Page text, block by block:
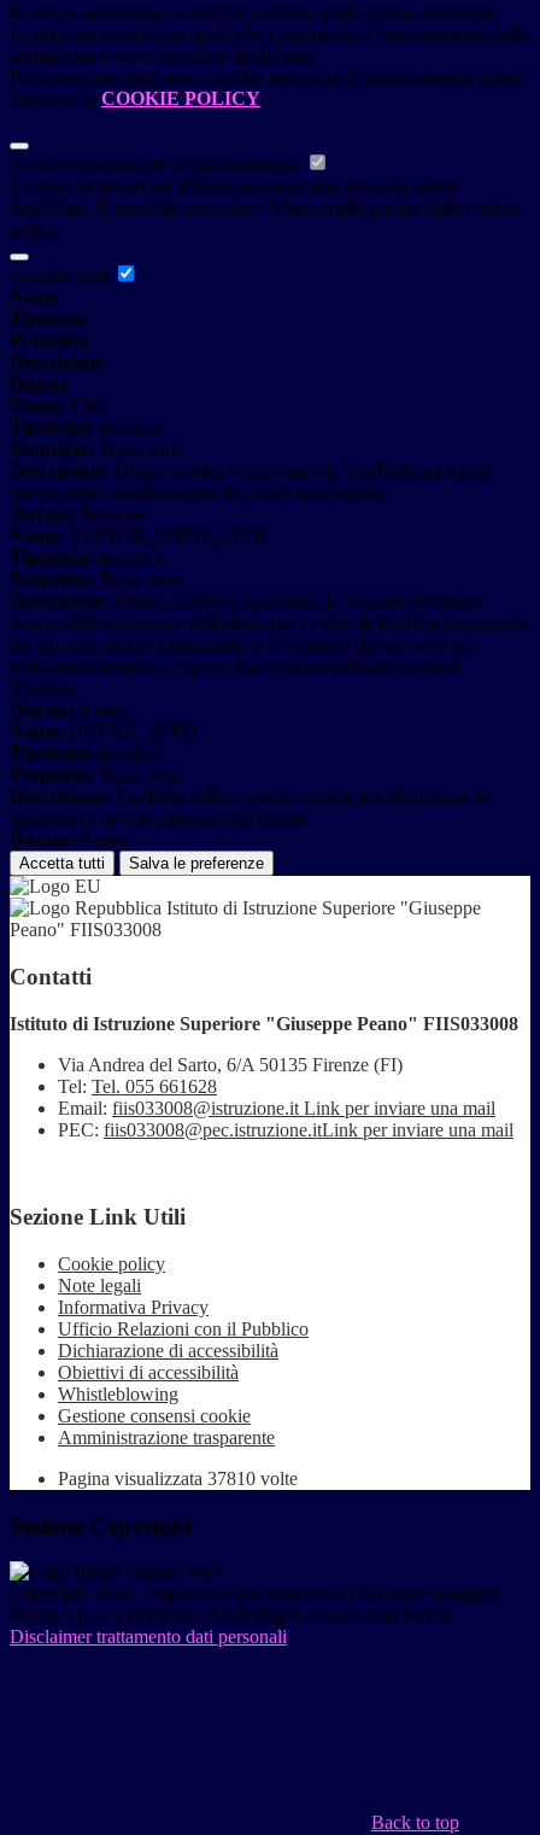
In questa schermata è possibile scegliere quali cookie consentire.
I cookie necessari sono quelli che consentono il funzionamento della
piattaforma e non è possibile disabilitarli.
Per conoscere quali sono i cookie necessari al funzionamento potete
visionare la COOKIE POLICY.
Cookie necessari per il funzionamento
I cookie necessari per il funzionamento non possono essere
disabilitati. È possibile consultare l'elenco nella pagina della cookie
policy.
youtube.com
Nome
Tipologia
Proprieta
Descrizione
Durata
Nome: YSC
Tipologia: analitico
Proprieta: Terza-parte
Descrizione: Questo cookie è impostato da YouTube per tenere
traccia delle visualizzazioni dei video incorporati.
Durata: Sessione
Nome: VISITOR_INFO1_LIVE
Tipologia: analitico
Proprieta: Terza-parte
Descrizione: Questo cookie è impostato da Youtube per tenere
traccia delle preferenze dell'utente per i video di Youtube incorporati
nei siti; può anche determinare se il visitatore del sito web sta
utilizzando la nuova o la vecchia versione dell'interfaccia di
Youtube.
Durata: 6 mesi
Nome: DEVICE_INFO
Tipologia: analitico
Proprieta: Terza-parte
Descrizione: YouTube utilizza questo cookie per identificare la
tipologia di device utilizzata dall'utente
Durata: 6 mesi
Accetta tutti Salva le preferenze
Istituto di Istruzione Superiore "Giuseppe
Peano" FIIS033008
Contatti
Istituto di Istruzione Superiore "Giuseppe Peano" FIIS033008
Via Andrea del Sarto, 6/A 50135 Firenze (FI)
Tel: Tel. 055 661628
Email: fiis033008@istruzione.it Link per inviare una mail
PEC: fiis033008@pec.istruzione.itLink per inviare una mail
Sezione Link Utili
Cookie policy
Note legali
Informativa Privacy
Ufficio Relazioni con il Pubblico
Dichiarazione di accessibilità
Obiettivi di accessibilità
Whistleblowing
Gestione consensi cookie
Amministrazione trasparente
Pagina visualizzata 37810 volte
Sezione Copyright
Copyright 2026 | Engineered and powered by Gruppo Spaggiari
Parma S.p.A. | Divisione Publishing & New Social Media
Disclaimer trattamento dati personali
Back to top